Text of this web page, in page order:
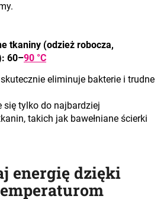
.
tkaniny (odzież robocza,
60–90 °C
skutecznie eliminuje bakterie i trudne
się tylko do najbardziej
takich jak bawełniane ścierki
energię dzięki